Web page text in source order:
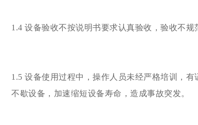
1.4 设备验收不按说明书要求认真验收，验收不
1.5 设备使用过程中，操作人员未经严格培训，
不歇设备，加速缩短设备寿命，造成事故突发。